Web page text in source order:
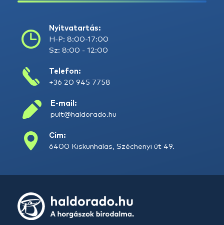
Nyitvatartás:
H-P: 8:00-17:00
Sz: 8:00 - 12:00
Telefon:
+36 20 945 7758
E-mail:
pult@haldorado.hu
Cím:
6400 Kiskunhalas, Széchenyi út 49.